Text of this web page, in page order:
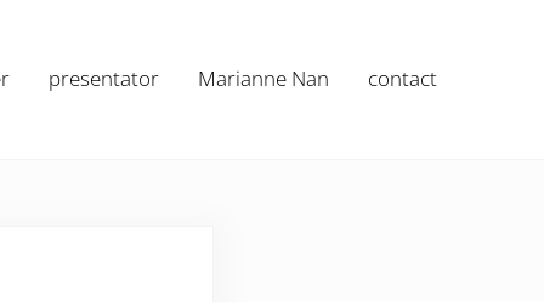
presentator Marianne Nan contact